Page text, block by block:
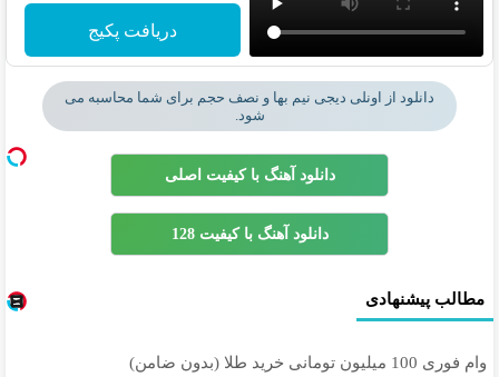
دریافت پکیج
دانلود از اونلی دیجی نیم بها و نصف حجم برای شما محاسبه می
شود.
دانلود آهنگ با کیفیت اصلی
دانلود آهنگ با کیفیت 128
مطالب پیشنهادی
وام فوری 100 میلیون تومانی خرید طلا (بدون ضامن)